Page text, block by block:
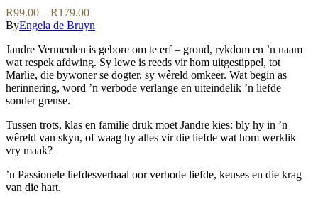
be
chosen
on
the
product
page
variants.
The
options
may
be
chosen
on
page
R99.00 – R179.00Price
range:
through
R179.00
ByEngela de Bruyn
Jandre Vermeulen is gebore om te erf – grond, rykdom en ’n naam
wat respek afdwing. Sy lewe is reeds vir hom uitgestippel, tot
Marlie, die bywoner se dogter, sy wêreld omkeer. Wat begin as
herinnering, word ’n verbode verlange en uiteindelik ’n liefde
sonder grense.
Tussen trots, klas en familie druk moet Jandre kies: bly hy in ’n
wêreld van skyn, of waag hy alles vir die liefde wat hom werklik
vry maak?
’n Passionele liefdesverhaal oor verbode liefde, keuses en die krag
van die hart.